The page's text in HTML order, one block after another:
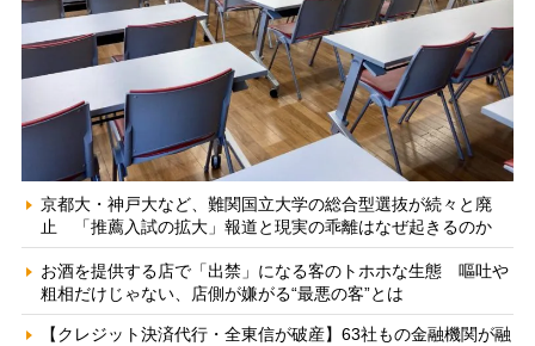
京都大・神戸大など、難関国立大学の総合型選抜が続々と廃
止 「推薦入試の拡大」報道と現実の乖離はなぜ起きるのか
お酒を提供する店で「出禁」になる客のトホホな生態 嘔吐や
粗相だけじゃない、店側が嫌がる“最悪の客”とは
【クレジット決済代行・全東信が破産】63社もの金融機関が融